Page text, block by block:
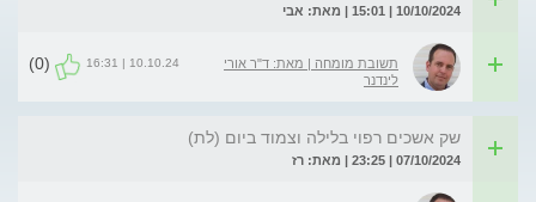
10/10/2024 | 15:01 | מאת: אבי
תשובת מומחה | מאת: ד"ר אורי
לינדנר
10.10.24 | 16:31
(0)
שק אשכים רפוי בלילה וצמוד ביום (לת)
07/10/2024 | 23:25 | מאת: רז